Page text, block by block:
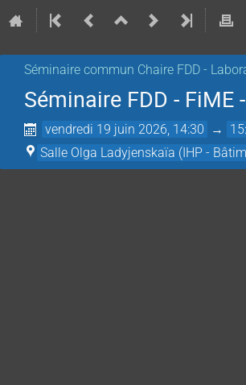
Séminaire commun Chaire FDD -
Séminaire FDD - FiME
vendredi 19 juin 2026, 14:30 →
Salle Olga Ladyjenskaïa (IHP -